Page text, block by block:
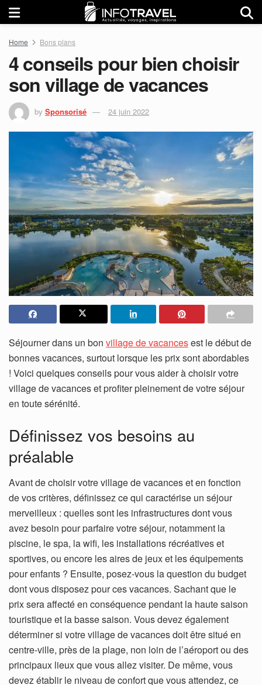
Home Bons plans
4 conseils pour bien choisir
son village de vacances
by Sponsorisé 24 juin 2022
Séjourner dans un bon village de vacancesest le début de
bonnes vacances, surtout lorsque les prix sont abordables
! Voici quelques conseils pour vous aider à choisir votre
village de vacances et profiter pleinement de votre séjour
en toute sérénité.
Définissez vos besoins au
préalable
Avant de choisir votre village de vacances et en fonction
de vos critères, définissez ce qui caractérise un séjour
merveilleux : quelles sont les infrastructures dont vous
avez besoin pour parfaire votre séjour, notamment la
piscine, le spa, la wifi, les installations récréatives et
sportives, ou encore les aires de jeux et les équipements
pour enfants ? Ensuite, posez-vous la question du budget
dont vous disposez pour ces vacances. Sachant que le
prix sera affecté en conséquence pendant la haute saison
touristique et la basse saison. Vous devez également
déterminer si votre village de vacances doit être situé en
centre-ville, près de la plage, non loin de l’aéroport ou des
principaux lieux que vous allez visiter. De même, vous
devez établir le niveau de confort que vous attendez, ce